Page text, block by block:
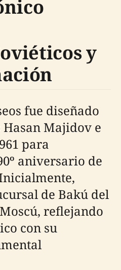
y
fue diseñado
Majidov e
para
aniversario de
de Bakú del
reflejando
con su